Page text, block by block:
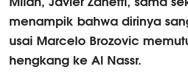
menampik bahwa dirinya
usai Marcelo Brozovic
hengkang ke Al Nassr.